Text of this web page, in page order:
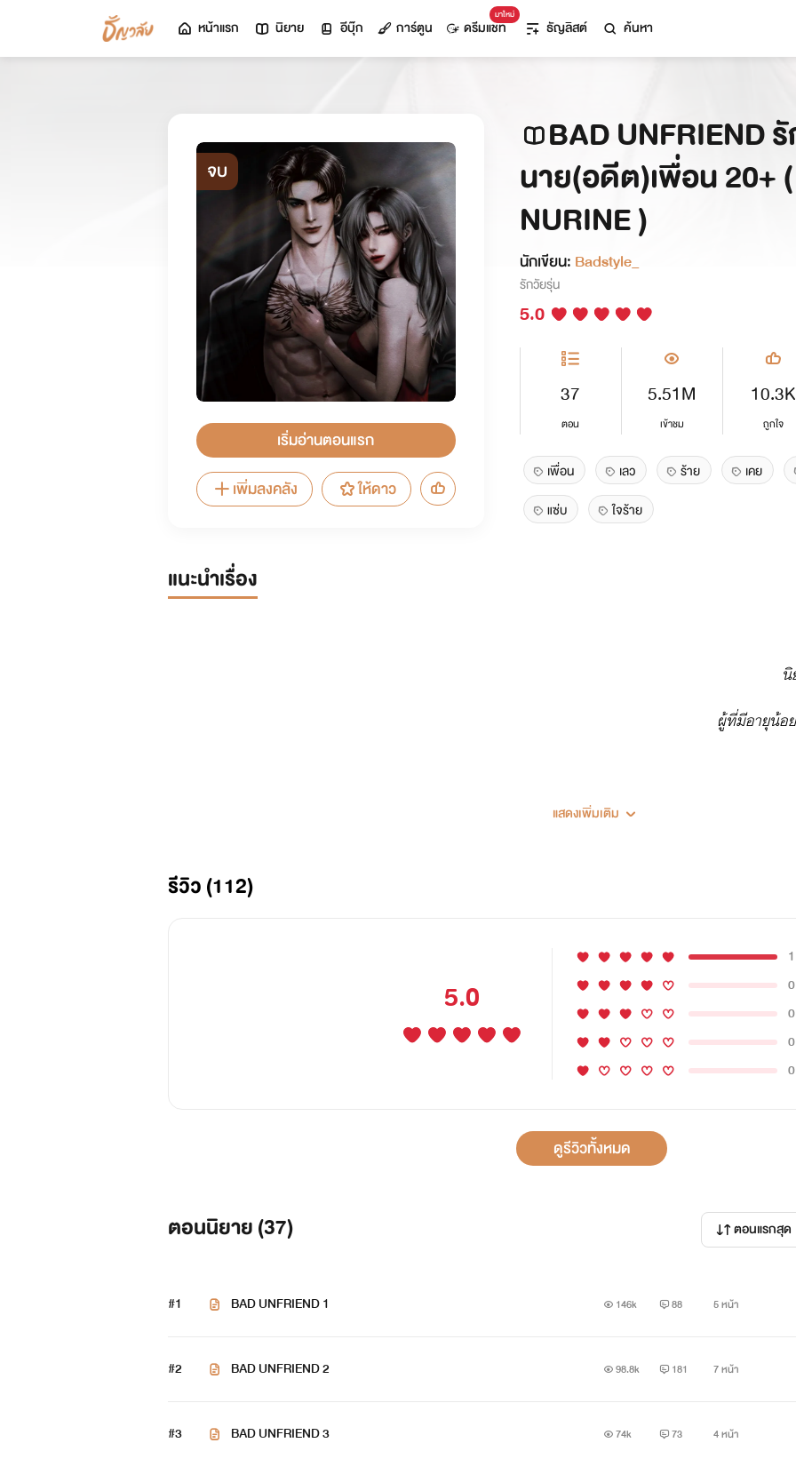
หน้าแรก นิยาย อีบุ๊ก การ์ตูน
มาใหม่
ดรีมแชท ธัญลิสต์ ค้นหา
จบ
เริ่มอ่านตอนแรก
เพิ่มลงคลัง
ให้ดาว
BAD UNFRIEND
นาย(อดีต)เพื่อน 20+
NURINE )
นักเขียน: Badstyle_
รักวัยรุ่น
5.0
37
ตอน
5.51M
เข้าชม
10.3K
ถูกใจ
เพื่อน เลว ร้าย
เคย
แซ่บ
ใจร้าย
แนะนำเรื่อง
ผู้ที่มีอายุน้อ
( ZEY x NURINE )
นูรีน: สวย เฉี่ยว ดุ มั่นใจ
แสดงเพิ่มเติม
รีวิว (112)
5.0
0
0
0
0
ดูรีวิวทั้งหมด
ตอนนิยาย (37) ตอนแรกสุด
#1 BAD UNFRIEND 1 146k 88 5 หน้า
#2 BAD UNFRIEND 2 98.8k 181 7 หน้า
#3 BAD UNFRIEND 3 74k 73 4 หน้า